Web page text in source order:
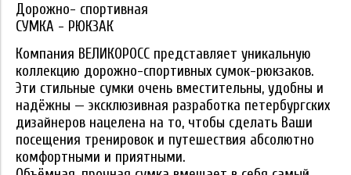
Дорожно- спортивная
СУМКА - РЮКЗАК
Компания ВЕЛИКОРОСС представляет уникальную
коллекцию дорожно-спортивных сумок-рюкзаков.
Эти стильные сумки очень вместительны, удобны и
надёжны — эксклюзивная разработка петербургских
дизайнеров нацелена на то, чтобы сделать Ваши
посещения тренировок и путешествия абсолютно
комфортными и приятными.